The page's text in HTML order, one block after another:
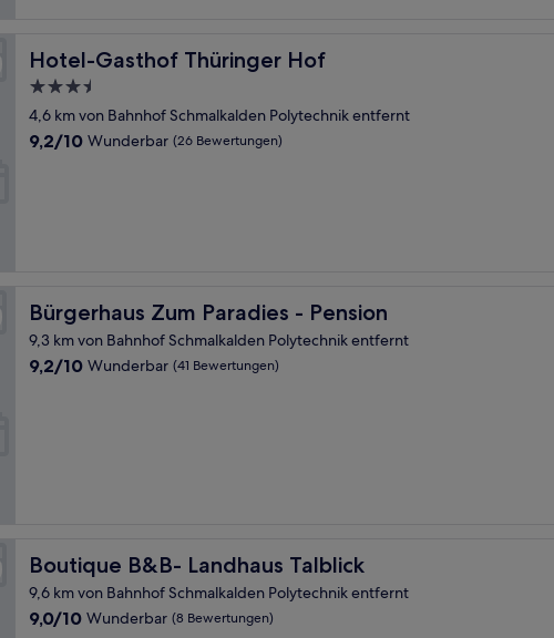
Hotel-Gasthof Thüringer Hof
Hotel-Gasthof Thüringer Hof
3.5-
Sterne-
Unterkunft
4,6 km von Bahnhof Schmalkalden Polytechnik entfernt
9.2
9,2/10 Wunderbar (26 Bewertungen)
Bürgerhaus Zum Paradies - Pension
Bürgerhaus Zum Paradies - Pension
9,3 km von Bahnhof Schmalkalden Polytechnik entfernt
9.2
9,2/10 Wunderbar (41 Bewertungen)
Boutique B&B- Landhaus Talblick
Boutique B&B- Landhaus Talblick
9,6 km von Bahnhof Schmalkalden Polytechnik entfernt
9.0
9,0/10 Wunderbar (8 Bewertungen)